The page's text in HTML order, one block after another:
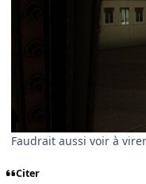
Faudrait aussi voir à
Citer